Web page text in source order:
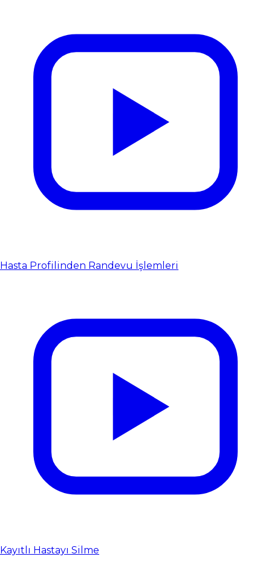
Hasta Profilinden Randevu İşlemleri
Kayıtlı Hastayı Silme